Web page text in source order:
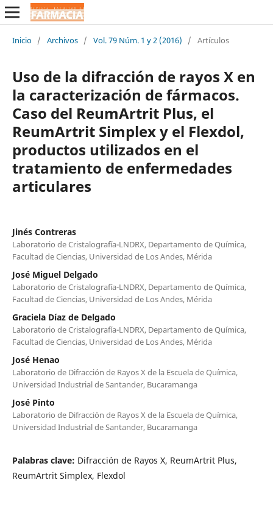
Inicio / Archivos / Vol. 79 Núm. 1 y 2 (2016) / Artículos
Uso de la difracción de rayos X en
la caracterización de fármacos.
Caso del ReumArtrit Plus, el
ReumArtrit Simplex y el Flexdol,
productos utilizados en el
tratamiento de enfermedades
articulares
Jinés Contreras
Laboratorio de Cristalografía-LNDRX, Departamento de Química,
Facultad de Ciencias, Universidad de Los Andes, Mérida
José Miguel Delgado
Laboratorio de Cristalografía-LNDRX, Departamento de Química,
Facultad de Ciencias, Universidad de Los Andes, Mérida
Graciela Díaz de Delgado
Laboratorio de Cristalografía-LNDRX, Departamento de Química,
Facultad de Ciencias, Universidad de Los Andes, Mérida
José Henao
Laboratorio de Difracción de Rayos X de la Escuela de Química,
Universidad Industrial de Santander, Bucaramanga
José Pinto
Laboratorio de Difracción de Rayos X de la Escuela de Química,
Universidad Industrial de Santander, Bucaramanga
Palabras clave: Difracción de Rayos X, ReumArtrit Plus,
ReumArtrit Simplex, Flexdol